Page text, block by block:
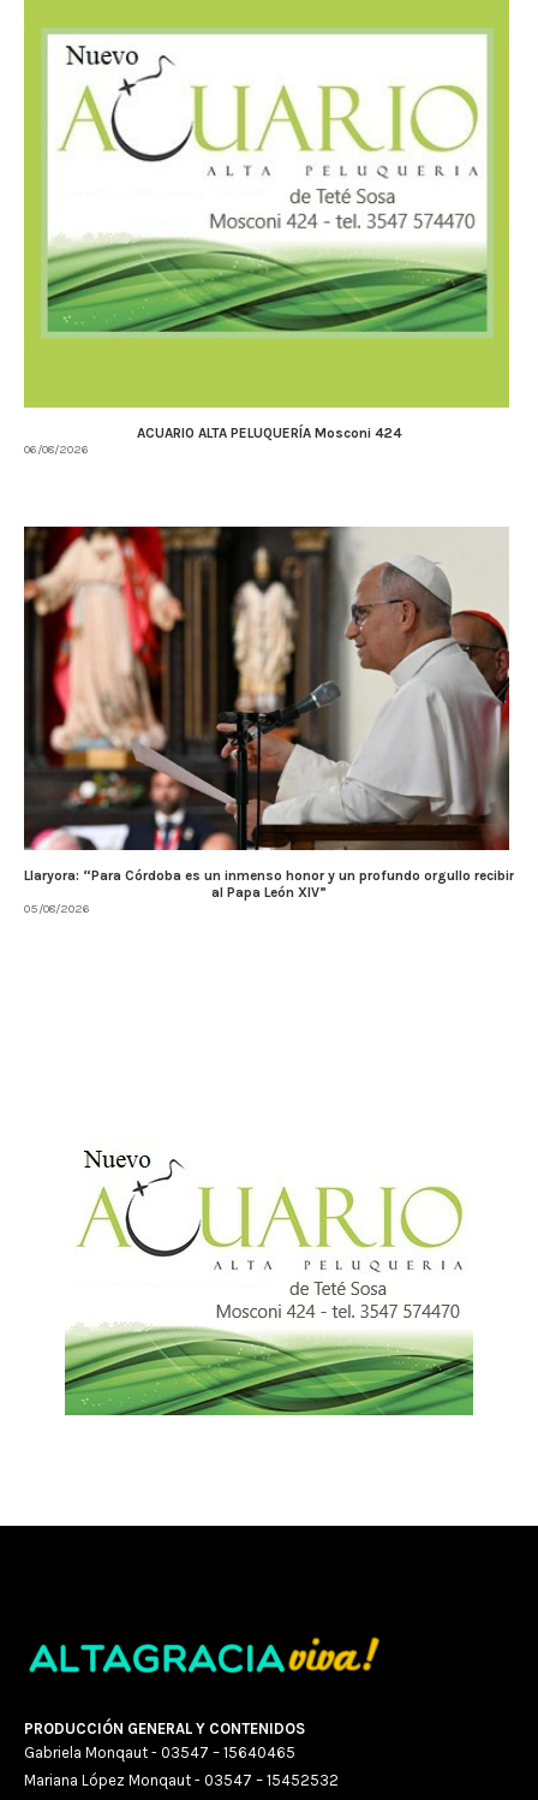
ACUARIO ALTA PELUQUERÍA Mosconi 424
06/08/2026
Llaryora: “Para Córdoba es un inmenso honor y un profundo orgullo recibir
al Papa León XIV”
05/08/2026
PRODUCCIÓN GENERAL Y CONTENIDOS
Gabriela Monqaut - 03547 – 15640465
Mariana López Monqaut - 03547 – 15452532